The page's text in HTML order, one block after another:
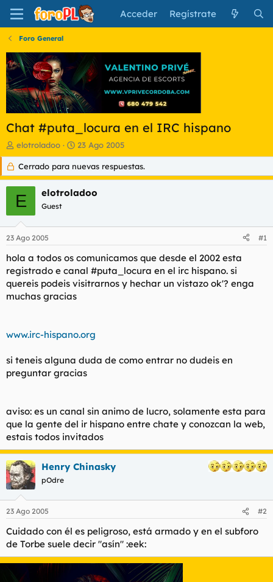
Acceder Regístrate
Foro General
Chat #puta_locura en el IRC hispano
I
n
c
i
a
d
o
d
e
t
e
m
elotroladoo
F
e
c
h
d
i
i
o
23 Ago 2005
Cerrado para nuevas respuestas.
E elotroladoo
Guest
23 Ago 2005 #1
hola a todos os comunicamos que desde el 2002 esta
registrado e canal #puta_locura en el irc hispano. si
quereis podeis visitrarnos y hechar un vistazo ok'? enga
muchas gracias
www.irc-hispano.org
si teneis alguna duda de como entrar no dudeis en
preguntar gracias
aviso: es un canal sin animo de lucro, solamente esta para
que la gente del ir hispano entre chate y conozcan la web,
estais todos invitados
Henry Chinasky
pOdre
23 Ago 2005 #2
Cuidado con él es peligroso, está armado y en el subforo
de Torbe suele decir "asín" :eek: